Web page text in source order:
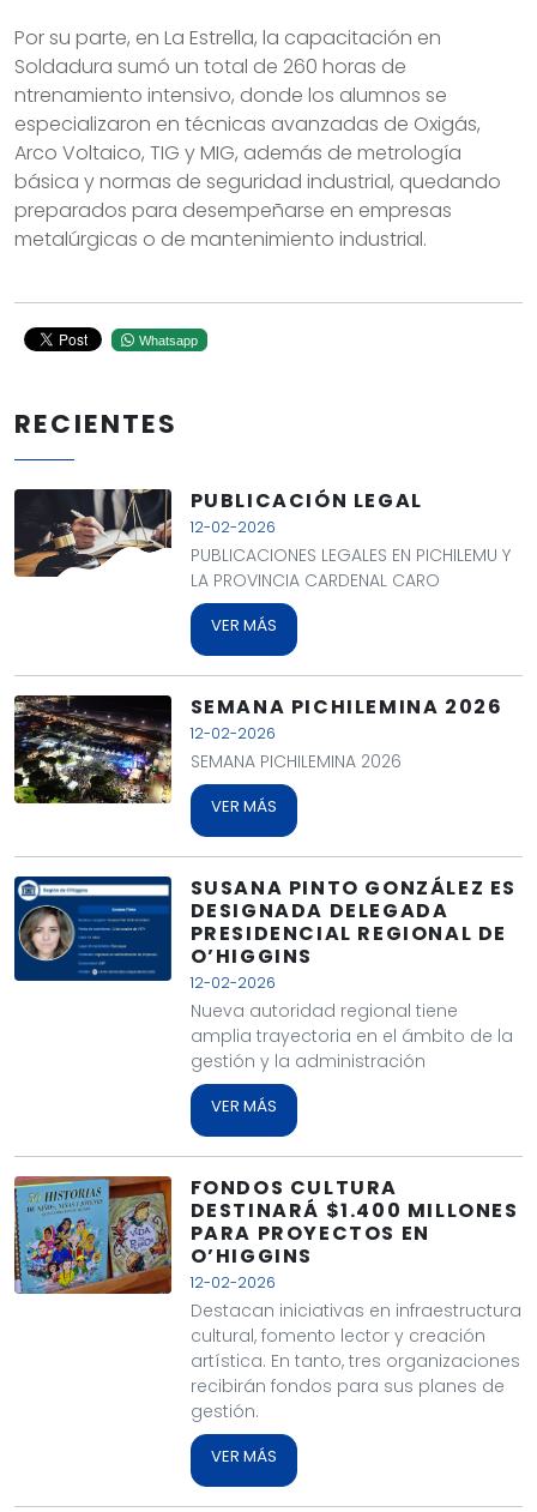
Por su parte, en La Estrella, la capacitación en
Soldadura sumó un total de 260 horas de
ntrenamiento intensivo, donde los alumnos se
especializaron en técnicas avanzadas de Oxigás,
Arco Voltaico, TIG y MIG, además de metrología
básica y normas de seguridad industrial, quedando
preparados para desempeñarse en empresas
metalúrgicas o de mantenimiento industrial.
Whatsapp
RECIENTES
PUBLICACIÓN LEGAL
12-02-2026
PUBLICACIONES LEGALES EN PICHILEMU Y
LA PROVINCIA CARDENAL CARO
VER MÁS
SEMANA PICHILEMINA 2026
12-02-2026
SEMANA PICHILEMINA 2026
VER MÁS
SUSANA PINTO GONZÁLEZ ES
DESIGNADA DELEGADA
PRESIDENCIAL REGIONAL DE
O’HIGGINS
12-02-2026
Nueva autoridad regional tiene
amplia trayectoria en el ámbito de la
gestión y la administración
VER MÁS
FONDOS CULTURA
DESTINARÁ $1.400 MILLONES
PARA PROYECTOS EN
O’HIGGINS
12-02-2026
Destacan iniciativas en infraestructura
cultural, fomento lector y creación
artística. En tanto, tres organizaciones
recibirán fondos para sus planes de
gestión.
VER MÁS